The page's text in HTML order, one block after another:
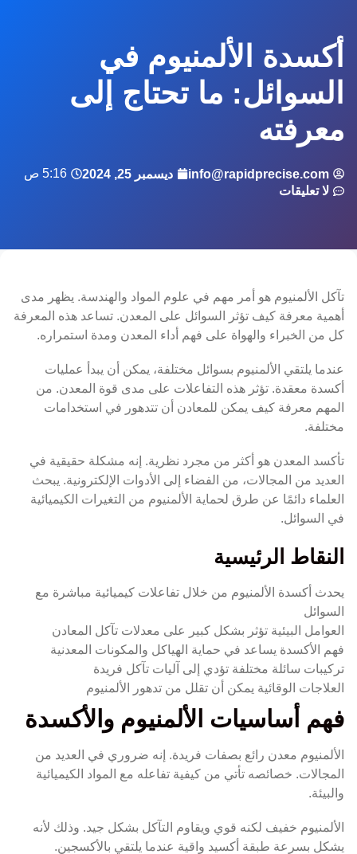
أكسدة الألمنيوم في
السوائل: ما تحتاج إلى
معرفته
info@rapidprecise.com ديسمبر 25, 2024
5:16 ص
لا تعليقات
تآكل الألمنيوم هو أمر مهم في علوم المواد والهندسة. يظهر مدى
أهمية معرفة كيف تؤثر السوائل على المعدن. تساعد هذه المعرفة
كل من الخبراء والهواة على فهم أداء المعدن ومدة استمراره.
عندما يلتقي الألمنيوم بسوائل مختلفة، يمكن أن يبدأ عمليات
أكسدة معقدة. تؤثر هذه التفاعلات على مدى قوة المعدن. من
المهم معرفة كيف يمكن للمعادن أن تتدهور في استخدامات
مختلفة.
تأكسد المعدن هو أكثر من مجرد نظرية. إنه مشكلة حقيقية في
العديد من المجالات، من الفضاء إلى الأدوات الإلكترونية. يبحث
العلماء دائمًا عن طرق لحماية الألمنيوم من التغيرات الكيميائية
في السوائل.
النقاط الرئيسية
يحدث أكسدة الألمنيوم من خلال تفاعلات كيميائية مباشرة مع
السوائل
العوامل البيئية تؤثر بشكل كبير على معدلات تآكل المعادن
فهم الأكسدة يساعد في حماية الهياكل والمكونات المعدنية
تركيبات سائلة مختلفة تؤدي إلى آليات تآكل فريدة
العلاجات الوقائية يمكن أن تقلل من تدهور الألمنيوم
فهم أساسيات الألمنيوم والأكسدة
الألمنيوم معدن رائع بصفات فريدة. إنه ضروري في العديد من
المجالات. خصائصه تأتي من كيفية تفاعله مع المواد الكيميائية
والبيئة.
الألمنيوم خفيف لكنه قوي ويقاوم التآكل بشكل جيد. وذلك لأنه
يشكل بسرعة طبقة أكسيد واقية عندما يلتقي بالأكسجين.